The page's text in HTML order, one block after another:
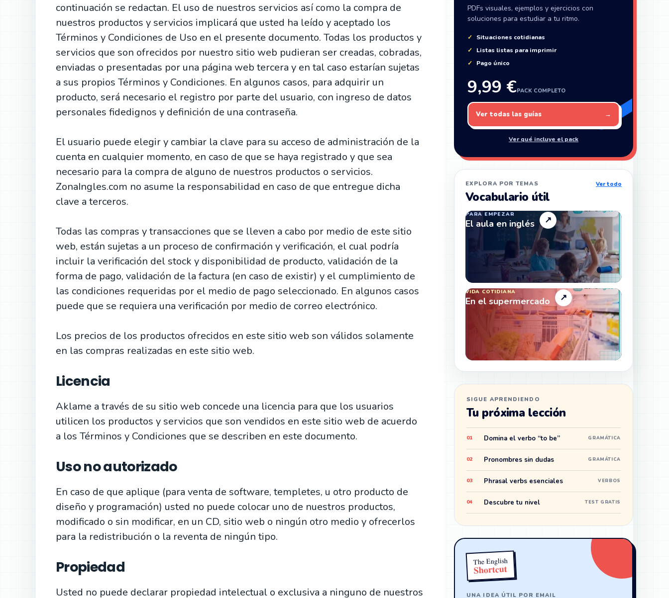
continuación se redactan. El uso de nuestros servicios así como la compra de
nuestros productos y servicios implicará que usted ha leído y aceptado los
Términos y Condiciones de Uso en el presente documento. Todas los productos y
servicios que son ofrecidos por nuestro sitio web pudieran ser creadas, cobradas,
enviadas o presentadas por una página web tercera y en tal caso estarían sujetas
a sus propios Términos y Condiciones. En algunos casos, para adquirir un
producto, será necesario el registro por parte del usuario, con ingreso de datos
personales fidedignos y definición de una contraseña.
El usuario puede elegir y cambiar la clave para su acceso de administración de la
cuenta en cualquier momento, en caso de que se haya registrado y que sea
necesario para la compra de alguno de nuestros productos o servicios.
ZonaIngles.com no asume la responsabilidad en caso de que entregue dicha
clave a terceros.
Todas las compras y transacciones que se lleven a cabo por medio de este sitio
web, están sujetas a un proceso de confirmación y verificación, el cual podría
incluir la verificación del stock y disponibilidad de producto, validación de la
forma de pago, validación de la factura (en caso de existir) y el cumplimiento de
las condiciones requeridas por el medio de pago seleccionado. En algunos casos
puede que se requiera una verificación por medio de correo electrónico.
Los precios de los productos ofrecidos en este sitio web son válidos solamente
en las compras realizadas en este sitio web.
Licencia
Aklame a través de su sitio web concede una licencia para que los usuarios
utilicen los productos y servicios que son vendidos en este sitio web de acuerdo
a los Términos y Condiciones que se describen en este documento.
Uso no autorizado
En caso de que aplique (para venta de software, templetes, u otro producto de
diseño y programación) usted no puede colocar uno de nuestros productos,
modificado o sin modificar, en un CD, sitio web o ningún otro medio y ofrecerlos
para la redistribución o la reventa de ningún tipo.
Propiedad
Usted no puede declarar propiedad intelectual o exclusiva a ninguno de nuestros
PDFs visuales, ejemplos y ejercicios con
soluciones para estudiar a tu ritmo.
Situaciones cotidianas
Listas listas para imprimir
Pago único
9,99 €PACK COMPLETO
Ver todas las guías →
Ver qué incluye el pack
EXPLORA POR TEMAS
Vocabulario útil
Ver todo
PARA EMPEZAR
El aula en inglés ↗
VIDA COTIDIANA
En el supermercado ↗
SIGUE APRENDIENDO
Tu próxima lección
01 Domina el verbo “to be” GRAMÁTICA
02 Pronombres sin dudas GRAMÁTICA
03 Phrasal verbs esenciales VERBOS
04 Descubre tu nivel TEST GRATIS
The English
Shortcut
UNA IDEA ÚTIL POR EMAIL